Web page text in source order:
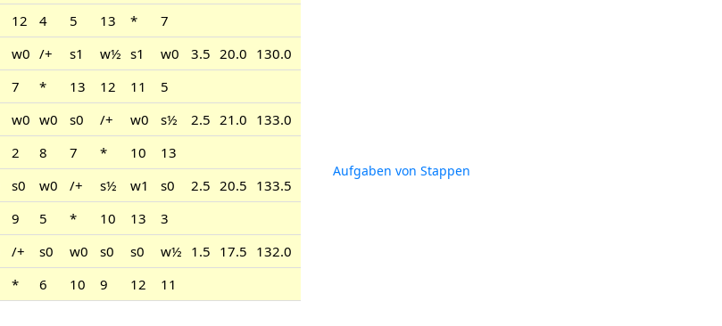
12 4 5 13 *
7
w0 /+ s1 w½ s1 w0 3.5 20.0 130.0
7 * 13 12 11
5
w0 w0 s0 /+ w0 s½ 2.5 21.0 133.0
2 8 7 * 10
13
s0 w0 /+ s½ w1 s0 2.5 20.5 133.5
9 5 * 10 13
3
/+ s0 w0 s0 s0 w½ 1.5 17.5 132.0
* 6 10 9 12 11
Aufgaben von Stappen